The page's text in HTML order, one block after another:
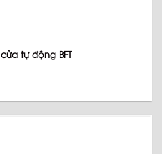
tự động BFT